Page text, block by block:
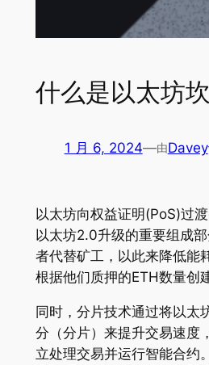
什么是以太坊
1 月 6, 2024—由Davey
以太坊向权益证明(PoS)过
以太坊2.0升级的重要组成
者代替矿工，以此来降低能
根据他们质押的ETH数量创
同时，分片技术通过将以太
分（分片）来提升交易速度
立处理交易并运行智能合约